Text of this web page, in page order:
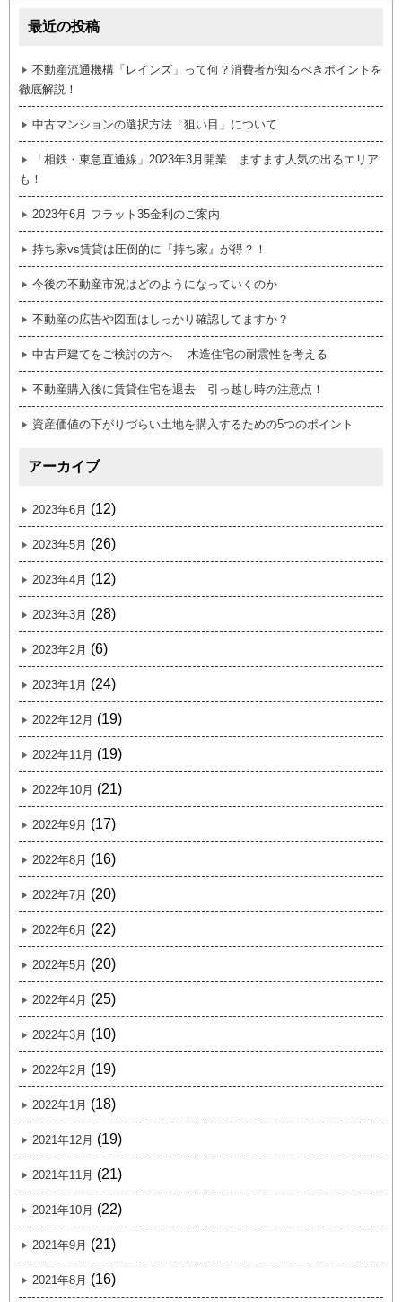
最近の投稿
不動産流通機構「レインズ」って何？消費者が知るべきポイントを
徹底解説！
中古マンションの選択方法「狙い目」について
「相鉄・東急直通線」2023年3月開業 ますます人気の出るエリア
も！
2023年6月 フラット35金利のご案内
持ち家vs賃貸は圧倒的に『持ち家』が得？！
今後の不動産市況はどのようになっていくのか
不動産の広告や図面はしっかり確認してますか？
中古戸建てをご検討の方へ 木造住宅の耐震性を考える
不動産購入後に賃貸住宅を退去 引っ越し時の注意点！
資産価値の下がりづらい土地を購入するための5つのポイント
アーカイブ
2023年6月 (12)
2023年5月 (26)
2023年4月 (12)
2023年3月 (28)
2023年2月 (6)
2023年1月 (24)
2022年12月 (19)
2022年11月 (19)
2022年10月 (21)
2022年9月 (17)
2022年8月 (16)
2022年7月 (20)
2022年6月 (22)
2022年5月 (20)
2022年4月 (25)
2022年3月 (10)
2022年2月 (19)
2022年1月 (18)
2021年12月 (19)
2021年11月 (21)
2021年10月 (22)
2021年9月 (21)
2021年8月 (16)